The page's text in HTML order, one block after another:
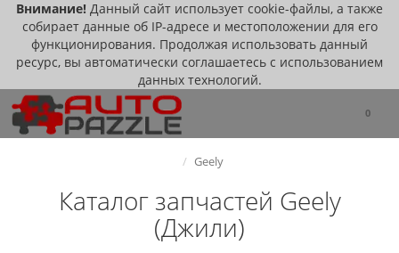
Внимание! Данный сайт использует cookie-файлы, а также
собирает данные об IP-адресе и местоположении для его
функционирования. Продолжая использовать данный
ресурс, вы автоматически соглашаетесь с использованием
данных технологий.
0
Geely
Каталог запчастей Geely
(Джили)